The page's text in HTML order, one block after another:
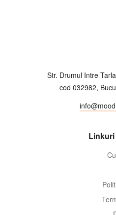
Str. Drumul Intre
cod 032982,